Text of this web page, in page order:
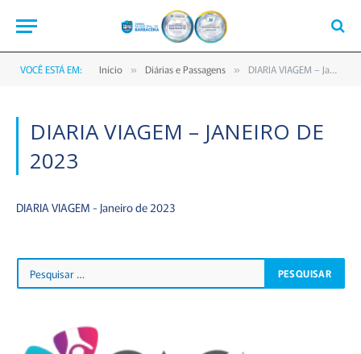
VOCÊ ESTÁ EM: Início » Diárias e Passagens » DIARIA VIAGEM – Janeiro de 2023
DIARIA VIAGEM – JANEIRO DE
2023
DIARIA VIAGEM - Janeiro de 2023